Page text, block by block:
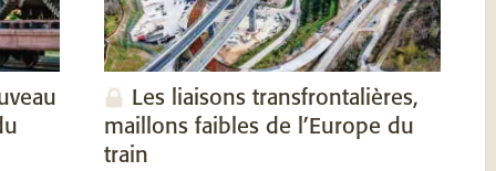
Les liaisons transfrontalières,
maillons faibles de l’Europe du
train